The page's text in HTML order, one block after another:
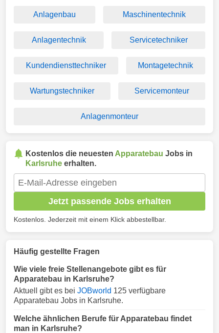
Anlagenbau Maschinentechnik
Anlagentechnik Servicetechniker
Kundendiensttechniker Montagetechnik
Wartungstechniker Servicemonteur
Anlagenmonteur
Kostenlos die neuesten Apparatebau Jobs in
Karlsruhe erhalten.
Jetzt passende Jobs erhalten
Kostenlos. Jederzeit mit einem Klick abbestellbar.
Häufig gestellte Fragen
Wie viele freie Stellenangebote gibt es für
Apparatebau in Karlsruhe?
Aktuell gibt es bei JOBworld 125 verfügbare
Apparatebau Jobs in Karlsruhe.
Welche ähnlichen Berufe für Apparatebau findet
man in Karlsruhe?